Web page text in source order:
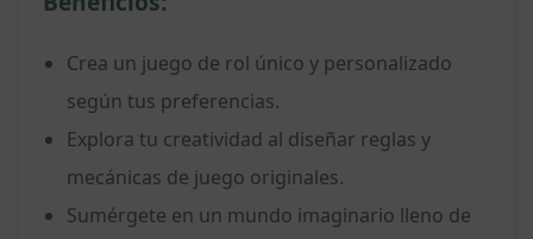
Crea un juego de rol único y personalizado
según tus preferencias.
Explora tu creatividad al diseñar reglas y
mecánicas de juego originales.
Sumérgete en un mundo imaginario lleno de